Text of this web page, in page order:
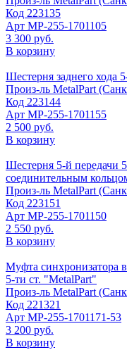
Код 223135
Арт МР-255-1701105
3 300 руб.
В корзину
Шестерня заднего хода
Произ-ль MetalPart
Код 223144
Арт МР-255-1701155
2 500 руб.
В корзину
Шестерня 5-й передачи
соединительным
Произ-ль MetalPart
Код 223151
Арт МР-255-1701150
2 550 руб.
В корзину
Муфта синхронизатора
5-ти ст. "MetalPart"
Произ-ль MetalPart
Код 221321
Арт МР-255-1701171-53
3 200 руб.
В корзину